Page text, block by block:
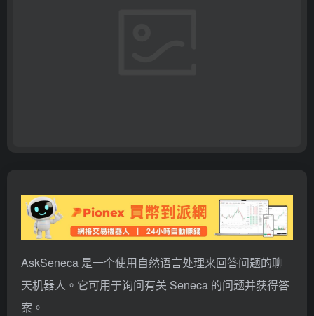
AskSeneca 是一个使用自然语言处理来回答问题的聊
天机器人。它可用于询问有关 Seneca 的问题并获得答
案。